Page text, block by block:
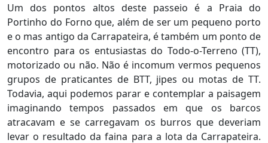
Um dos pontos altos deste passeio é a Praia do
Portinho do Forno que, além de ser um pequeno porto
e o mas antigo da Carrapateira, é também um ponto de
encontro para os entusiastas do Todo-o-Terreno (TT),
motorizado ou não. Não é incomum vermos pequenos
grupos de praticantes de BTT, jipes ou motas de TT.
Todavia, aqui podemos parar e contemplar a paisagem
imaginando tempos passados em que os barcos
atracavam e se carregavam os burros que deveriam
levar o resultado da faina para a lota da Carrapateira.